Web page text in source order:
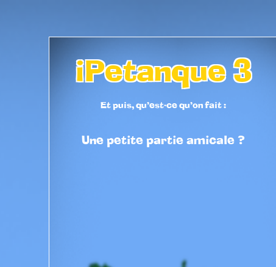
iPetanque 3
Et puis, qu'est-ce qu'on fait :
Une petite partie amicale ?